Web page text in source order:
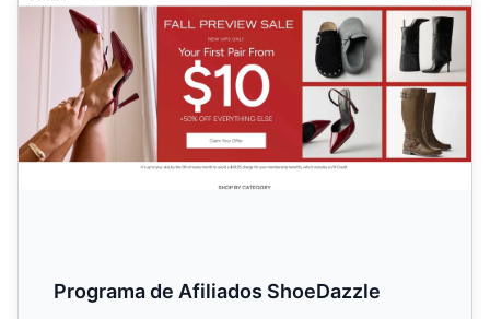
Programa de Afiliados ShoeDazzle